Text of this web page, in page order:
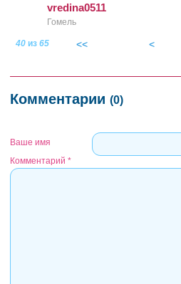
vredina0511
Гомель
40 из 65 << <
Комментарии (0)
Ваше имя
Комментарий *